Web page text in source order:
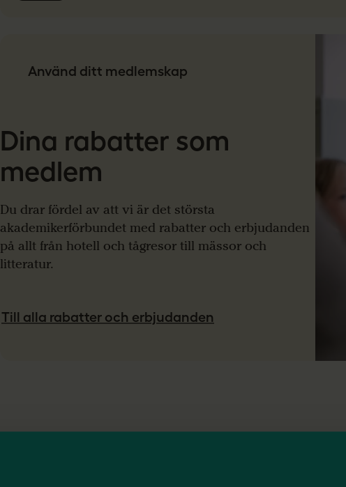
Använd ditt medlemskap
Dina rabatter som
medlem
Du drar fördel av att vi är det största
akademikerförbundet med rabatter och erbjudanden
på allt från hotell och tågresor till mässor och
litteratur.
Till alla rabatter och erbjudanden